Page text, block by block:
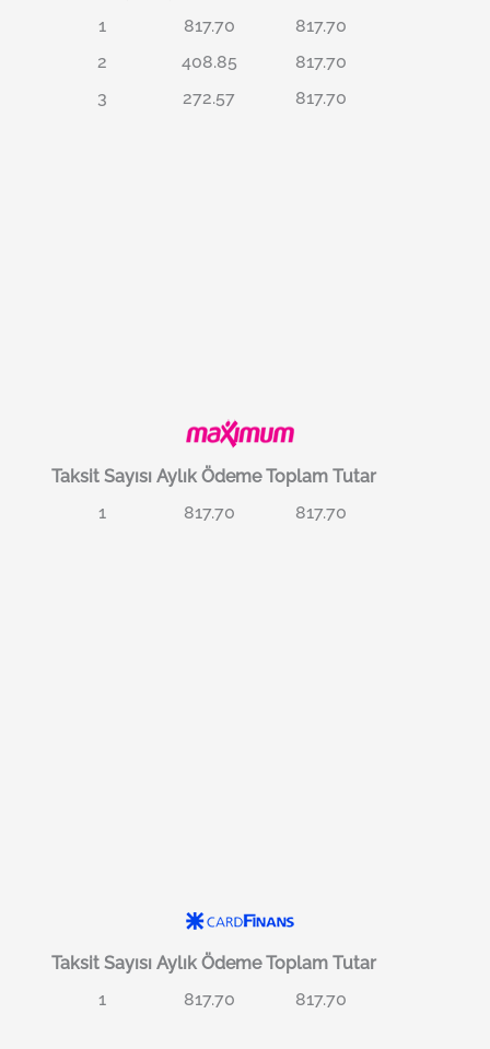
1
817.70
817.70
2
408.85
817.70
3
272.57 817.70
Taksit Sayısı Aylık Ödeme Toplam Tutar
1
817.70 817.70
Taksit Sayısı Aylık Ödeme Toplam Tutar
1
817.70 817.70